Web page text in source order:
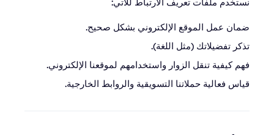
ضمان عمل الموقع الإلكتروني بشكل صحيح.
تذكر تفضيلاتك (مثل اللغة).
فهم كيفية تنقل الزوار واستخدامهم لموقعنا الإلكتروني.
قياس فعالية حملاتنا التسويقية والروابط الخارجية.